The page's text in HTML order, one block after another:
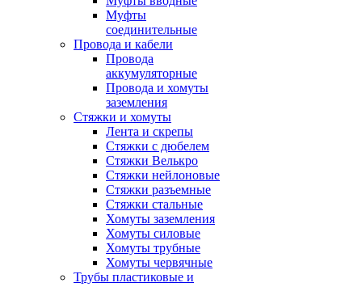
Муфты
соединительные
Провода и кабели
Провода
аккумуляторные
Провода и хомуты
заземления
Стяжки и хомуты
Лента и скрепы
Стяжки c дюбелем
Стяжки Велькро
Стяжки нейлоновые
Стяжки разъемные
Стяжки стальные
Хомуты заземления
Хомуты силовые
Хомуты трубные
Хомуты червячные
Трубы пластиковые и